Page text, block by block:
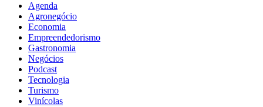
Agenda
Agronegócio
Economia
Empreendedorismo
Gastronomia
Negócios
Podcast
Tecnologia
Turismo
Vinícolas